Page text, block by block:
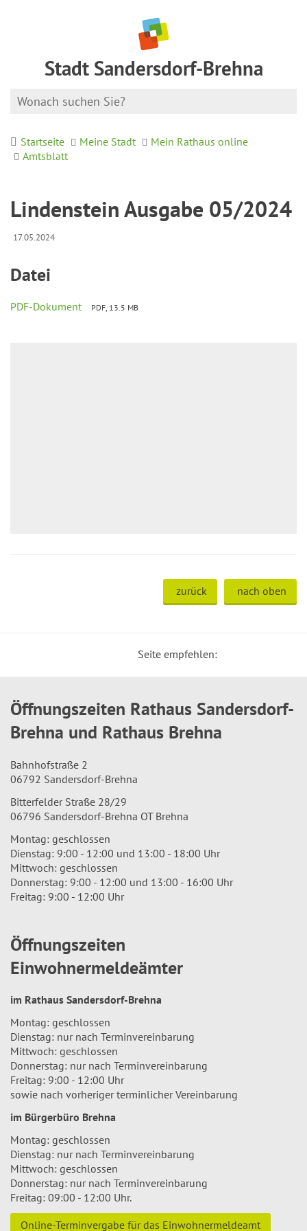
Stadt Sandersdorf-Brehna
Startseite Meine Stadt
Mein Rathaus online
Amtsblatt
Lindenstein Ausgabe 05/2024
17.05.2024
Datei
PDF-Dokument PDF, 13.5 MB
zurück nach oben
Seite empfehlen:
Öffnungszeiten Rathaus Sandersdorf-
Brehna und Rathaus Brehna
Bahnhofstraße 2
06792 Sandersdorf-Brehna
Bitterfelder Straße 28/29
06796 Sandersdorf-Brehna OT Brehna
Montag: geschlossen
Dienstag: 9:00 - 12:00 und 13:00 - 18:00 Uhr
Mittwoch: geschlossen
Donnerstag: 9:00 - 12:00 und 13:00 - 16:00 Uhr
Freitag: 9:00 - 12:00 Uhr
Öffnungszeiten
Einwohnermeldeämter
im Rathaus Sandersdorf-Brehna
Montag: geschlossen
Dienstag: nur nach Terminvereinbarung
Mittwoch: geschlossen
Donnerstag: nur nach Terminvereinbarung
Freitag: 9:00 - 12:00 Uhr
sowie nach vorheriger terminlicher Vereinbarung
im Bürgerbüro Brehna
Montag: geschlossen
Dienstag: nur nach Terminvereinbarung
Mittwoch: geschlossen
Donnerstag: nur nach Terminvereinbarung
Freitag: 09:00 - 12:00 Uhr.
Online-Terminvergabe für das Einwohnermeldeamt